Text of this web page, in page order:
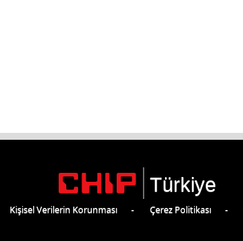
Türkiye
Kişisel Verilerin Korunması Çerez Politikası